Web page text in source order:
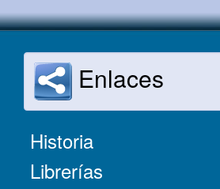
Enlaces
Historia
Librerías